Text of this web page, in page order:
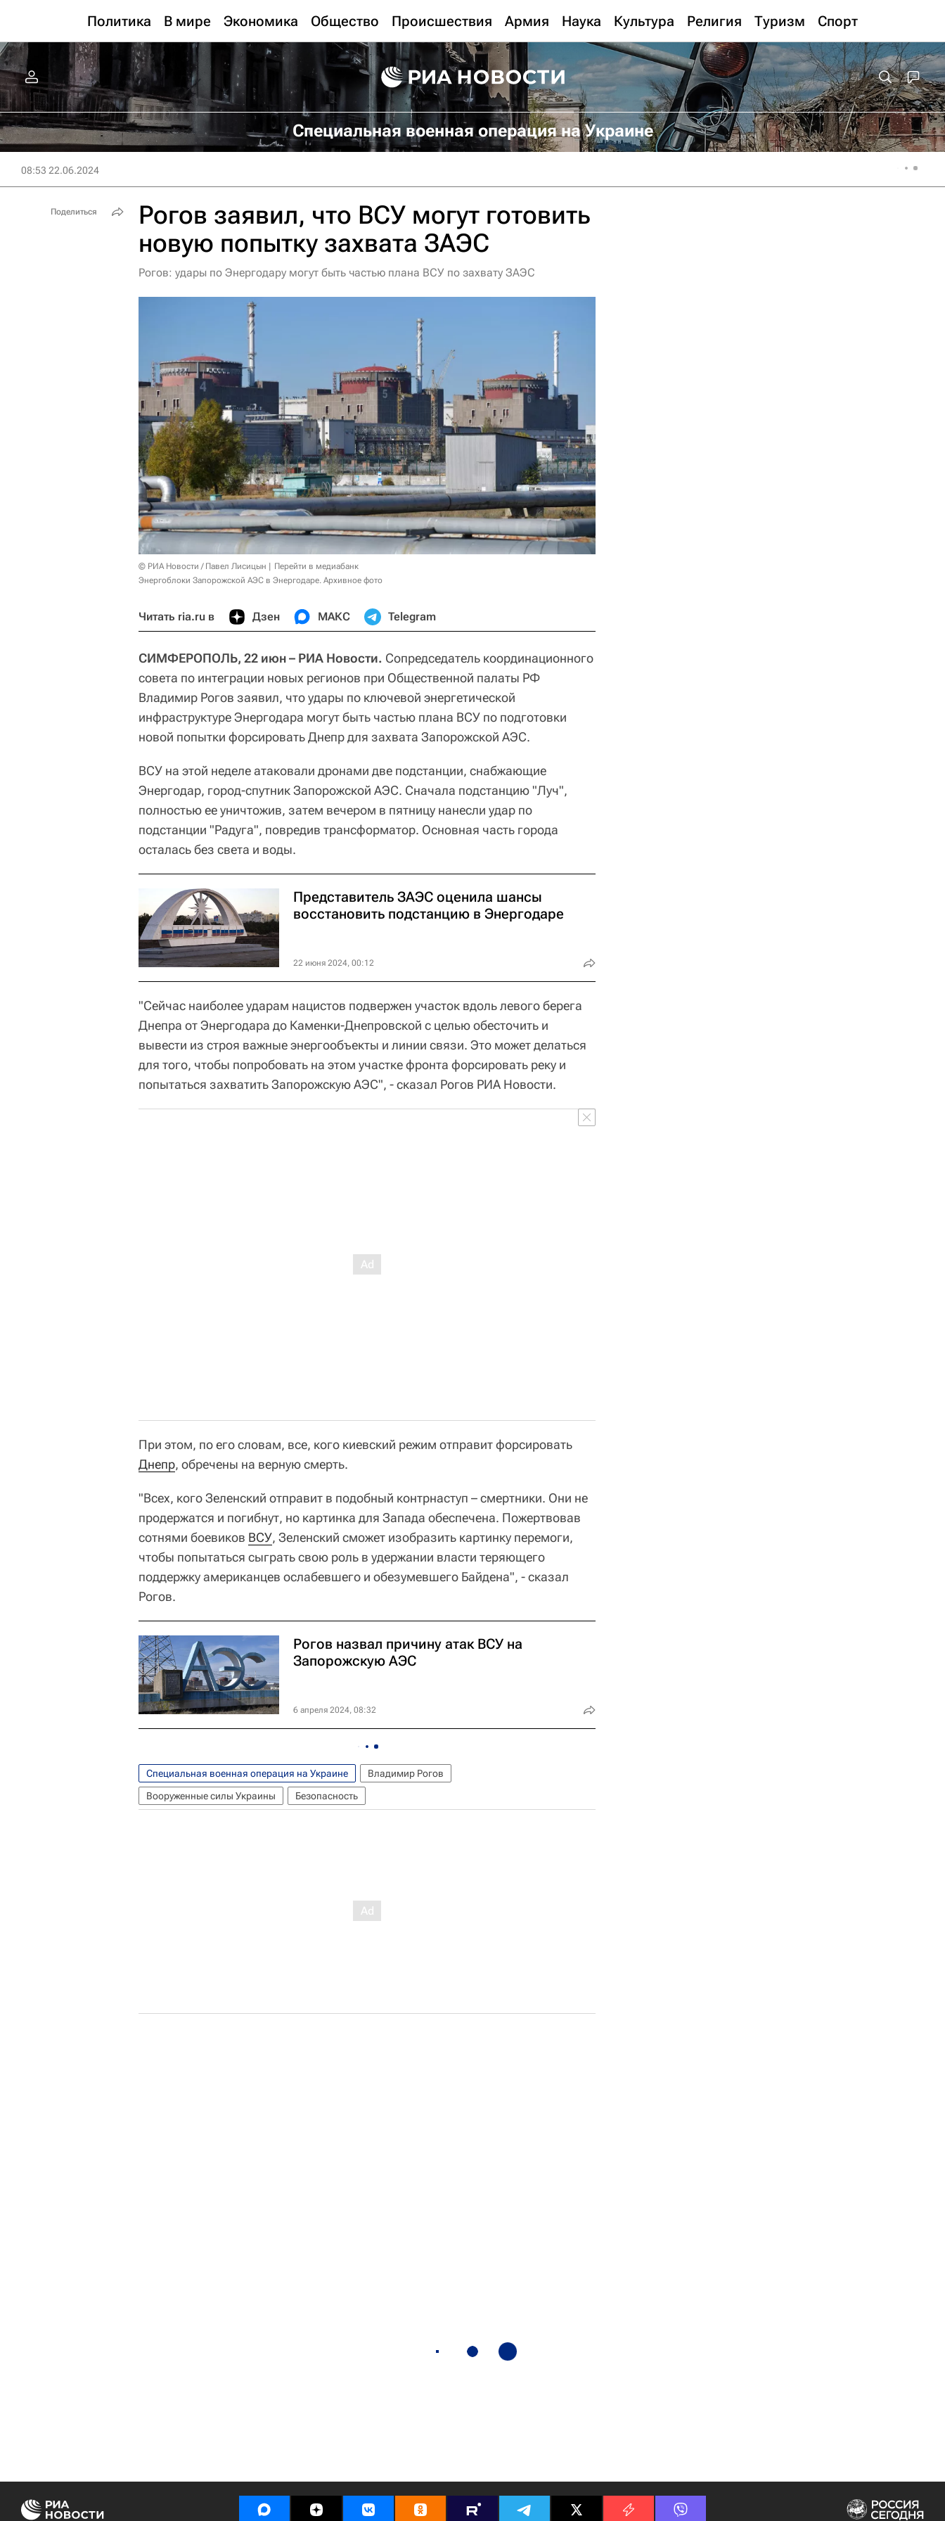
Политика В мире Экономика Общество Происшествия Армия Наука Культура Религия Туризм Спорт
Специальная военная операция на Украине
08:53 22.06.2024
Рогов заявил, что ВСУ могут готовить
новую попытку захвата ЗАЭС
Рогов: удары по Энергодару могут быть частью плана ВСУ по захвату ЗАЭС
© РИА Новости / Павел Лисицын
Перейти в медиабанк
Энергоблоки Запорожской АЭС в Энергодаре. Архивное фото
Читать ria.ru в Дзен МАКС Telegram
СИМФЕРОПОЛЬ, 22 июн – РИА Новости. Сопредседатель координационного
совета по интеграции новых регионов при Общественной палаты РФ
Владимир Рогов заявил, что удары по ключевой энергетической
инфраструктуре Энергодара могут быть частью плана ВСУ по подготовки
новой попытки форсировать Днепр для захвата Запорожской АЭС.
ВСУ на этой неделе атаковали дронами две подстанции, снабжающие
Энергодар, город-спутник Запорожской АЭС. Сначала подстанцию "Луч",
полностью ее уничтожив, затем вечером в пятницу нанесли удар по
подстанции "Радуга", повредив трансформатор. Основная часть города
осталась без света и воды.
Представитель ЗАЭС оценила шансы
восстановить подстанцию в Энергодаре
22 июня 2024, 00:12
"Сейчас наиболее ударам нацистов подвержен участок вдоль левого берега
Днепра от Энергодара до Каменки-Днепровской с целью обесточить и
вывести из строя важные энергообъекты и линии связи. Это может делаться
для того, чтобы попробовать на этом участке фронта форсировать реку и
попытаться захватить Запорожскую АЭС", - сказал Рогов РИА Новости.
При этом, по его словам, все, кого киевский режим отправит форсировать
Днепр, обречены на верную смерть.
"Всех, кого Зеленский отправит в подобный контрнаступ – смертники. Они не
продержатся и погибнут, но картинка для Запада обеспечена. Пожертвовав
сотнями боевиков ВСУ, Зеленский сможет изобразить картинку перемоги,
чтобы попытаться сыграть свою роль в удержании власти теряющего
поддержку американцев ослабевшего и обезумевшего Байдена", - сказал
Рогов.
Рогов назвал причину атак ВСУ на
Запорожскую АЭС
6 апреля 2024, 08:32
Специальная военная операция на Украине
Владимир Рогов
Вооруженные силы Украины
Безопасность
Поделиться